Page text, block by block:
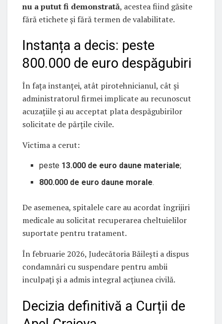
nu a putut fi demonstrată, acestea fiind găsite
fără etichete și fără termen de valabilitate.
Instanța a decis: peste
800.000 de euro despăgubiri
În fața instanței, atât pirotehnicianul, cât și
administratorul firmei implicate au recunoscut
acuzațiile și au acceptat plata despăgubirilor
solicitate de părțile civile.
Victima a cerut:
peste 13.000 de euro daune materiale;
800.000 de euro daune morale.
De asemenea, spitalele care au acordat îngrijiri
medicale au solicitat recuperarea cheltuielilor
suportate pentru tratament.
În februarie 2026, Judecătoria Băilești a dispus
condamnări cu suspendare pentru ambii
inculpați și a admis integral acțiunea civilă.
Decizia definitivă a Curții de